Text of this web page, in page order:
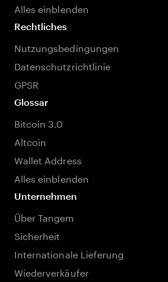
Alles einblenden
Rechtliches
Nutzungsbedingungen
Datenschutzrichtlinie
GPSR
Glossar
Bitcoin 3.0
Altcoin
Wallet Address
Alles einblenden
Unternehmen
Über Tangem
Sicherheit
Internationale Lieferung
Wiederverkäufer